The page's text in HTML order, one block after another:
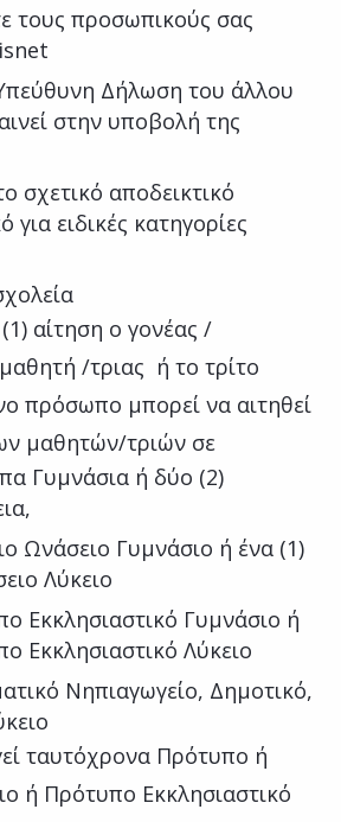
τους προσωπικούς σας
Δήλωση του άλλου
στην υποβολή της
σχετικό αποδεικτικό
για ειδικές κατηγορίες
αίτηση ο γονέας /
/τριας ή το τρίτο
πρόσωπο μπορεί να αιτηθεί
μαθητών/τριών σε
Γυμνάσια ή δύο (2)
Ωνάσειο Γυμνάσιο ή ένα (1)
Λύκειο
Εκκλησιαστικό Γυμνάσιο ή
Εκκλησιαστικό Λύκειο
Νηπιαγωγείο, Δημοτικό,
ταυτόχρονα Πρότυπο ή
ή Πρότυπο Εκκλησιαστικό